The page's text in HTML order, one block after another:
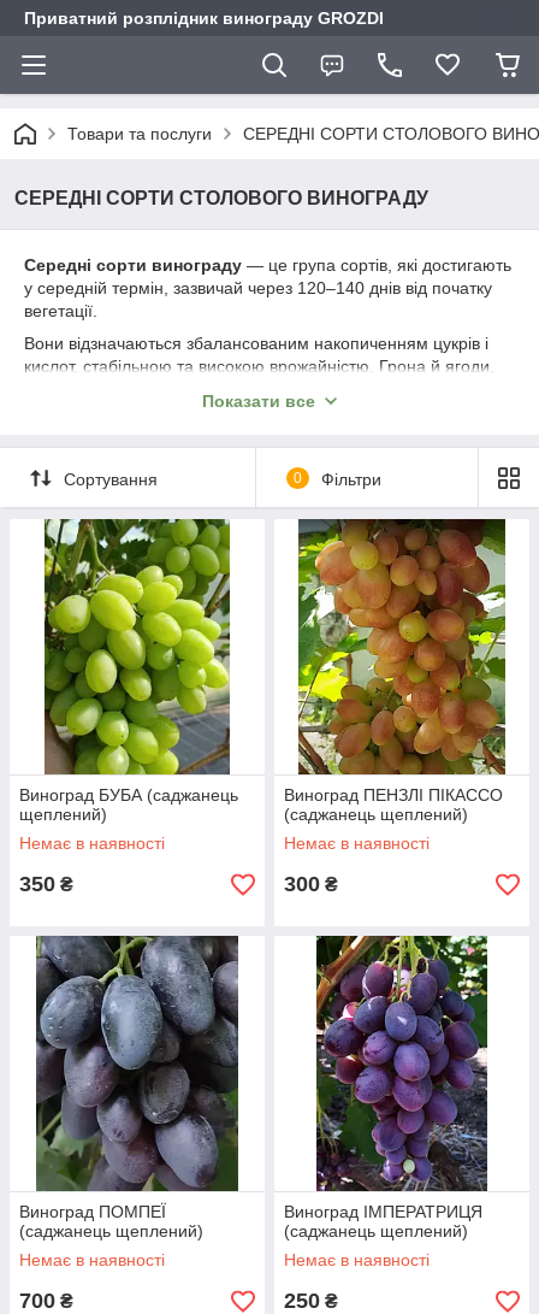
Приватний розплідник винограду GROZDI
Товари та послуги СЕРЕДНІ СОРТИ СТОЛОВОГО
СЕРЕДНІ СОРТИ СТОЛОВОГО ВИНОГРАДУ
Середні сорти винограду — це група сортів, які достигають
у середній термін, зазвичай через 120–140 днів від початку
вегетації.
Вони відзначаються збалансованим накопиченням цукрів і
кислот, стабільною та високою врожайністю. Грона й ягоди,
сорти універсальні у використанні: підходять як для свіжого
урожай у більшості виноградарських регіонів.
Показати все
Сортування 0 Фільтри
Виноград БУБА (саджанець
щеплений)
Немає в наявності
350 ₴
Виноград ПЕНЗЛІ ПІКАССО
(саджанець щеплений)
Немає в наявності
300 ₴
Виноград ПОМПЕЇ
(саджанець щеплений)
Немає в наявності
700 ₴
Виноград ІМПЕРАТРИЦЯ
(саджанець щеплений)
Немає в наявності
250 ₴